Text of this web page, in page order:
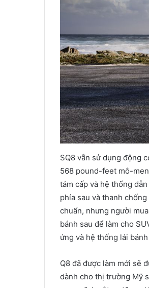
SQ8 vẫn sử dụng động
568 pound-feet mô-
tám cấp và hệ thống
phía sau và thanh
chuẩn, nhưng người
bánh sau để làm cho
ứng và hệ thống lái
Q8 đã được làm mới sẽ
dành cho thị trường Mỹ